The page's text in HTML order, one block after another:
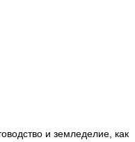
и земледелие, как